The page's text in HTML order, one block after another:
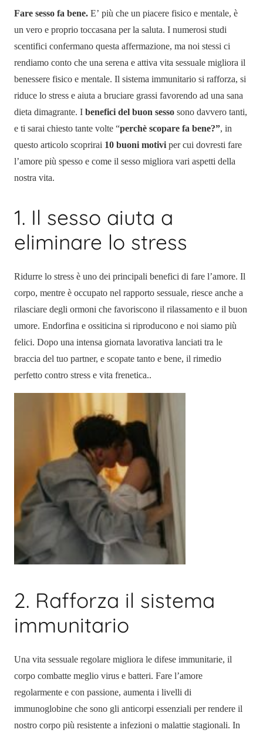
Fare sesso fa bene. E’ più che un piacere fisico e mentale, è
un vero e proprio toccasana per la saluta. I numerosi studi
scentifici confermano questa affermazione, ma noi stessi ci
rendiamo conto che una serena e attiva vita sessuale migliora il
benessere fisico e mentale. Il sistema immunitario si rafforza, si
riduce lo stress e aiuta a bruciare grassi favorendo ad una sana
dieta dimagrante. I benefici del buon sesso sono davvero tanti,
e ti sarai chiesto tante volte “perchè scopare fa bene?”, in
questo articolo scoprirai 10 buoni motivi per cui dovresti fare
l’amore più spesso e come il sesso migliora vari aspetti della
nostra vita.
1. Il sesso aiuta a
eliminare lo stress
Ridurre lo stress è uno dei principali benefici di fare l’amore. Il
corpo, mentre è occupato nel rapporto sessuale, riesce anche a
rilasciare degli ormoni che favoriscono il rilassamento e il buon
umore. Endorfina e ossiticina si riproducono e noi siamo più
felici. Dopo una intensa giornata lavorativa lanciati tra le
braccia del tuo partner, e scopate tanto e bene, il rimedio
perfetto contro stress e vita frenetica..
2. Rafforza il sistema
immunitario
Una vita sessuale regolare migliora le difese immunitarie, il
corpo combatte meglio virus e batteri. Fare l’amore
regolarmente e con passione, aumenta i livelli di
immunoglobine che sono gli anticorpi essenziali per rendere il
nostro corpo più resistente a infezioni o malattie stagionali. In